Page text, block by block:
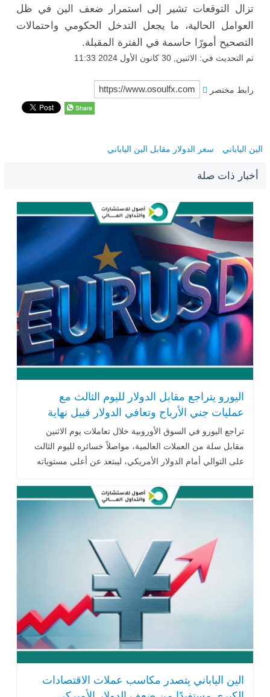
تزال التوقعات تشير إلى استمرار ضعف الين في ظل
العوامل الحالية، ما يجعل التدخل الحكومي واحتمالات
التصحيح أمورًا حاسمة في الفترة المقبلة.
تم التحديث في: الاثنين, 30 كانون الأول 2024 11:33
رابط مختصر
الين الياباني سعر الدولار مقابل الين الياباني
أخبار ذات صلة
اليورو يتراجع مقابل الدولار لليوم الثالث مع
عمليات جني الأرباح وتعافي الدولار قبيل نهاية
2025
تراجع اليورو في السوق الأوروبية خلال تعاملات يوم الاثنين
مقابل سلة من العملات العالمية، مواصلاً خسائره لليوم الثالث
على التوالي أمام الدولار الأمريكي، ليبتعد عن أعلى مستوياته
الين الياباني يتصدر مكاسب عملات الاقتصادات